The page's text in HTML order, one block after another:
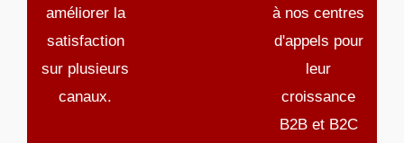
améliorer la
satisfaction
sur plusieurs
canaux.
à nos centres
d'appels pour
leur
croissance
B2B et B2C